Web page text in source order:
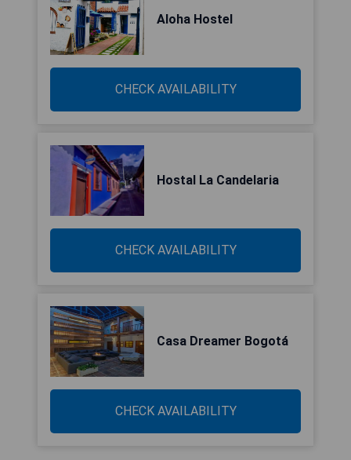
Aloha Hostel
CHECK AVAILABILITY
Hostal La Candelaria
CHECK AVAILABILITY
Casa Dreamer Bogotá
CHECK AVAILABILITY